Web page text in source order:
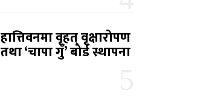
हात्तिवनमा वृहत् वृक्षारोपण
तथा ‘चापा गुँ’ बोर्ड स्थापना